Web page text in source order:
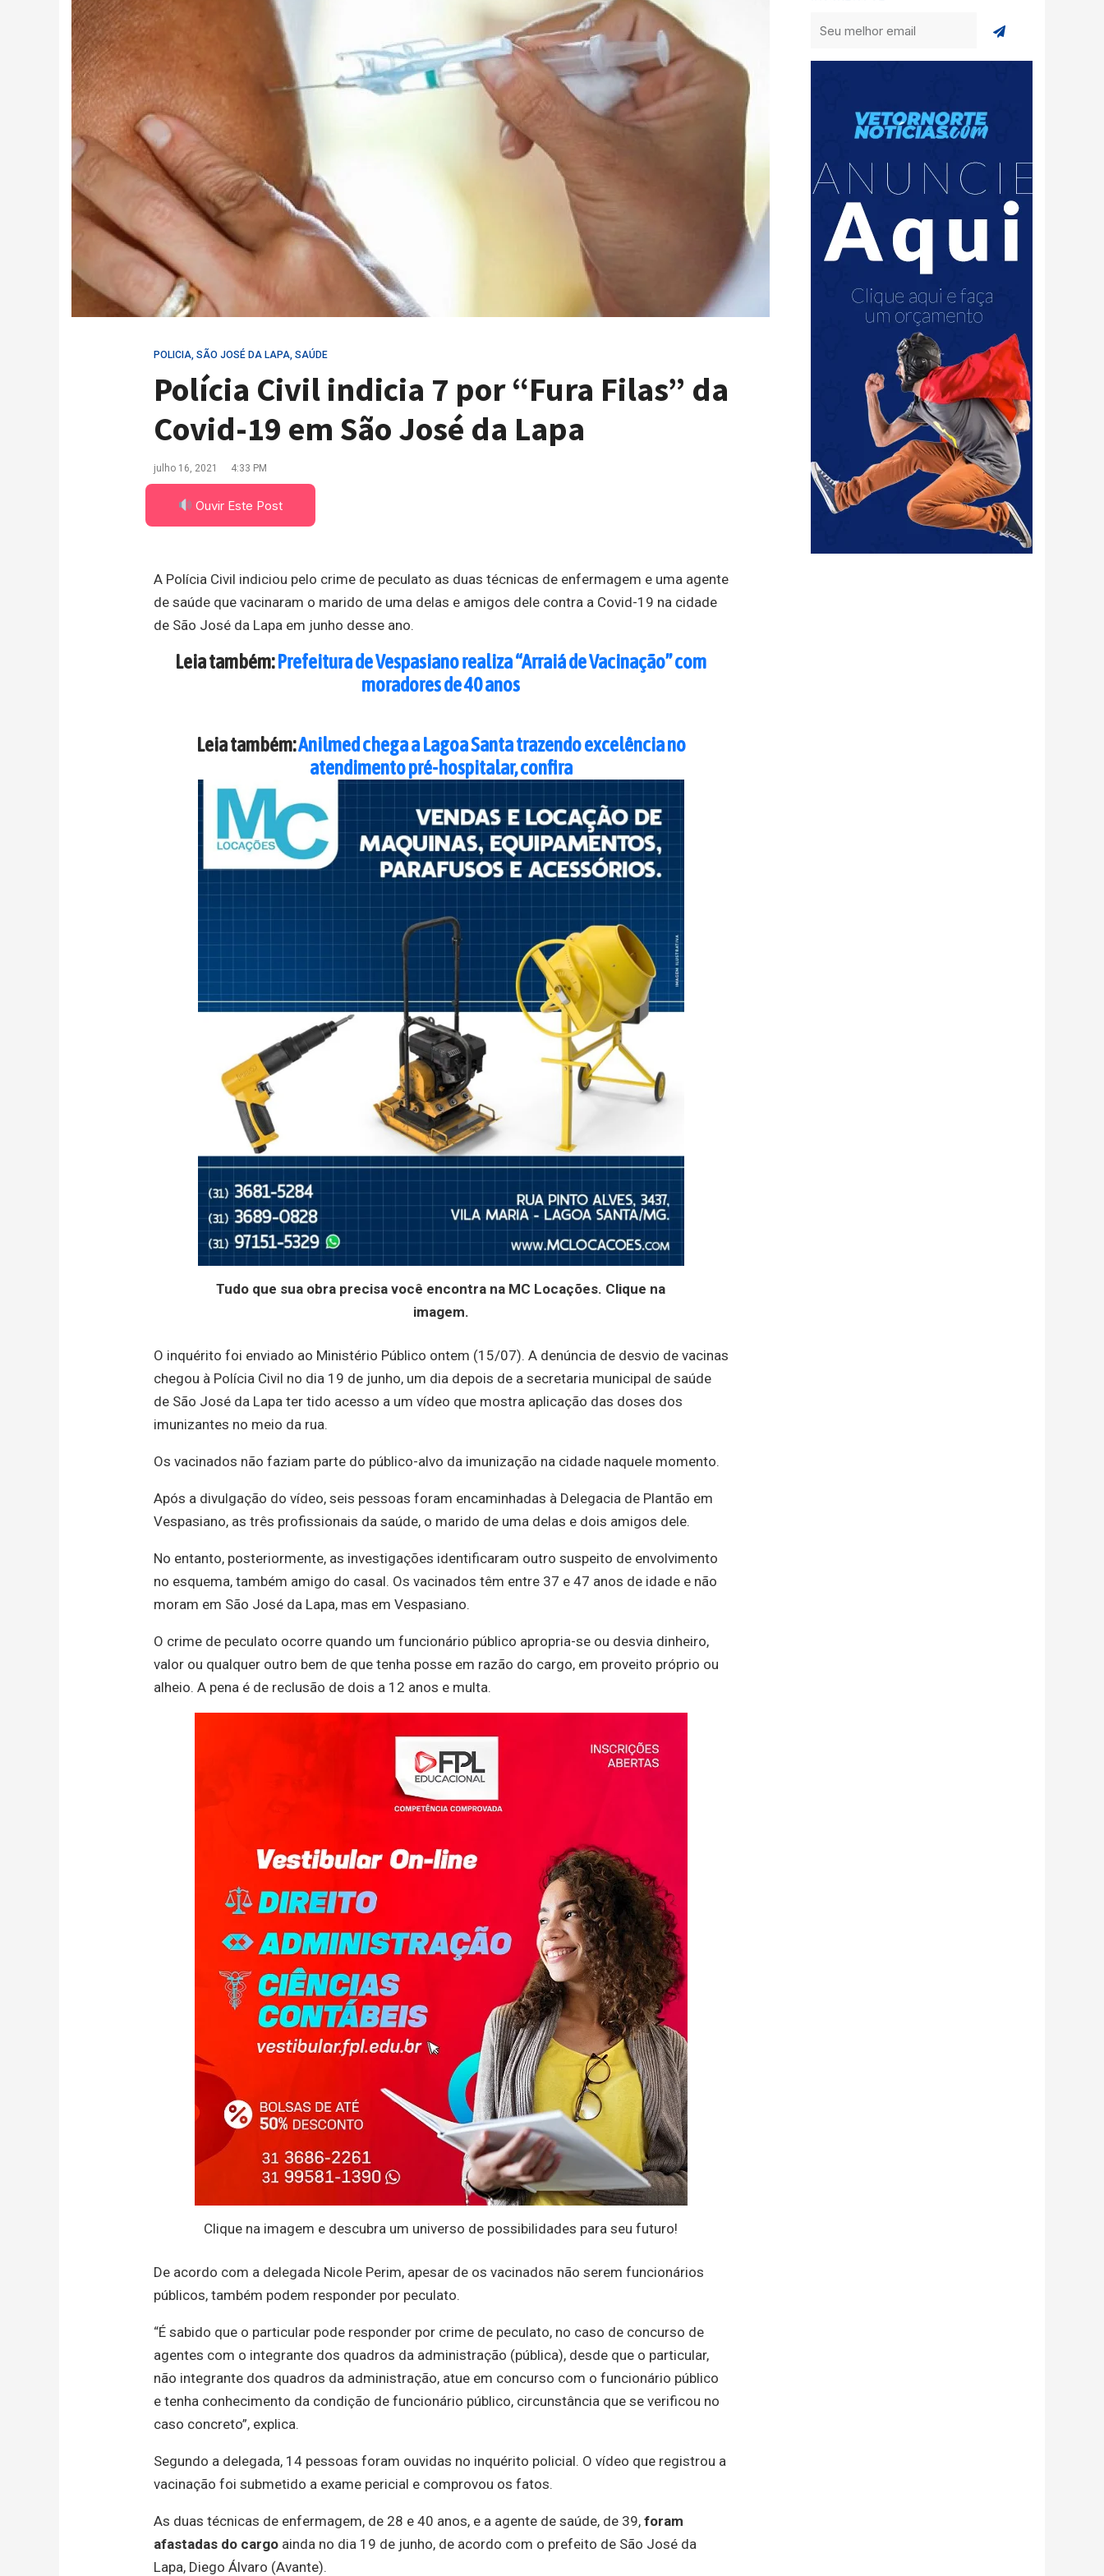
POLICIA, SÃO JOSÉ DA LAPA, SAÚDE
Polícia Civil indicia 7 por “Fura Filas” da
Covid-19 em São José da Lapa
julho 16, 2021 4:33 PM
Ouvir Este Post
A Polícia Civil indiciou pelo crime de peculato as duas técnicas de enfermagem e uma agente
de saúde que vacinaram o marido de uma delas e amigos dele contra a Covid-19 na cidade
de São José da Lapa em junho desse ano.
Leia também:Prefeitura de Vespasiano realiza “Arraiá de Vacinação” com
moradores de 40 anos
Leia também:Anilmed chega a Lagoa Santa trazendo excelência no
atendimento pré-hospitalar, confira
Tudo que sua obra precisa você encontra na MC Locações. Clique na
imagem.
O inquérito foi enviado ao Ministério Público ontem (15/07). A denúncia de desvio de vacinas
chegou à Polícia Civil no dia 19 de junho, um dia depois de a secretaria municipal de saúde
de São José da Lapa ter tido acesso a um vídeo que mostra aplicação das doses dos
imunizantes no meio da rua.
Os vacinados não faziam parte do público-alvo da imunização na cidade naquele momento.
Após a divulgação do vídeo, seis pessoas foram encaminhadas à Delegacia de Plantão em
Vespasiano, as três profissionais da saúde, o marido de uma delas e dois amigos dele.
No entanto, posteriormente, as investigações identificaram outro suspeito de envolvimento
no esquema, também amigo do casal. Os vacinados têm entre 37 e 47 anos de idade e não
moram em São José da Lapa, mas em Vespasiano.
O crime de peculato ocorre quando um funcionário público apropria-se ou desvia dinheiro,
valor ou qualquer outro bem de que tenha posse em razão do cargo, em proveito próprio ou
alheio. A pena é de reclusão de dois a 12 anos e multa.
Clique na imagem e descubra um universo de possibilidades para seu futuro!
De acordo com a delegada Nicole Perim, apesar de os vacinados não serem funcionários
públicos, também podem responder por peculato.
“É sabido que o particular pode responder por crime de peculato, no caso de concurso de
agentes com o integrante dos quadros da administração (pública), desde que o particular,
não integrante dos quadros da administração, atue em concurso com o funcionário público
e tenha conhecimento da condição de funcionário público, circunstância que se verificou no
caso concreto”, explica.
Segundo a delegada, 14 pessoas foram ouvidas no inquérito policial. O vídeo que registrou a
vacinação foi submetido a exame pericial e comprovou os fatos.
As duas técnicas de enfermagem, de 28 e 40 anos, e a agente de saúde, de 39, foram
afastadas do cargo ainda no dia 19 de junho, de acordo com o prefeito de São José da
Lapa, Diego Álvaro (Avante).